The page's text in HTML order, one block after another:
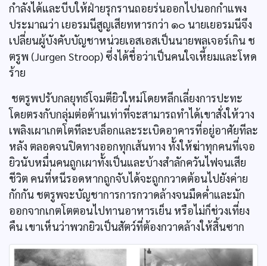
กำลังได้และบีบให้ฝ่ายรุกรานถอยร่นออกไปนอกกำแพง
ประมาณว่า เยอรมนีสูญเสียทหารกว่า ๑๐ นายเยอรมนีจึง
เปลี่ยนผู้บังคับบัญชาหน่วยเอสเอสเป็นนายพลเจอร์เกิน ช
ตรูพ (Jurgen Stroop) ซึ่งได้ชื่อว่าเป็นคนใจเหี้ยมและโหด
ร้าย
ชตรูพปรับกลยุทธ์โจมตียิวใหม่โดยหลีกเลี่ยงการปะทะ
โดยตรงกับกลุ่มต่อต้านเท่าที่จะสามารถทำได้เขาสั่งให้วาง
เพลิงเผาเกตโตทีละบล็อกและระเบิดอาคารที่อยู่อาศัยทีละ
หลัง ตลอดจนปิดทางออกทุกเส้นทาง ทั้งให้ฆ่าทุกคนที่เจอ
ยิวนับหมื่นคนถูกเผาทั้งเป็นและบ้างสำลักควันไฟจนเสีย
ชีวิต คนที่หนีรอดหากถูกจับได้จะถูกกวาดต้อนไปยังค่าย
กักกัน ชตรูพจะบัญชาการการกวาดล้างจนมืดค่ำและมัก
ออกจากเกตโตตอนไปทานอาหารเย็น หรือไม่ก็ช่วงเที่ยง
คืน เขาเห็นว่าพวกยิวเป็นสัตว์ที่ต้องกวาดล้างให้สิ้นซาก